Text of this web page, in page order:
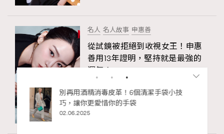
名人 名人故事 申惠善
從試鏡被拒絕到收視女王！申惠
善用13年證明，堅持就是最強的
運氣！